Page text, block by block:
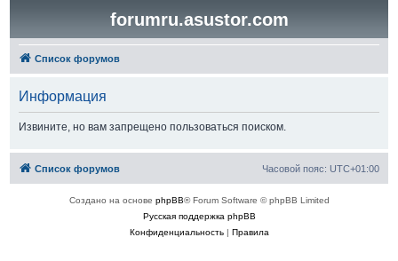
forumru.asustor.com
Список форумов
Информация
Извините, но вам запрещено пользоваться поиском.
Список форумов Часовой пояс: UTC+01:00
Создано на основе phpBB® Forum Software © phpBB Limited
Русская поддержка phpBB
Конфиденциальность| Правила